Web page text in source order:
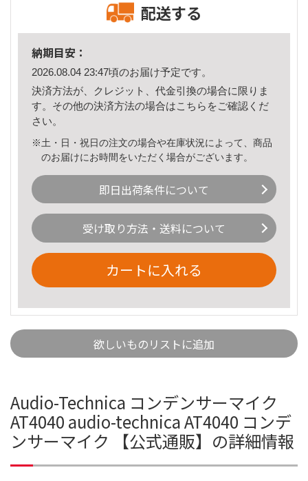
配送する
納期目安：
2026.08.04 23:47頃のお届け予定です。
決済方法が、クレジット、代金引換の場合に限りま
す。その他の決済方法の場合はこちら をご確認くだ
さい。
※土・日・祝日の注文の場合や在庫状況によって、商品
のお届けにお時間をいただく場合がございます。
即日出荷条件について
受け取り方法・送料について
カートに入れる
欲しいものリストに追加
Audio-Technica コンデンサーマイク
AT4040 audio-technica AT4040 コンデ
ンサーマイク 【公式通販】の詳細情報